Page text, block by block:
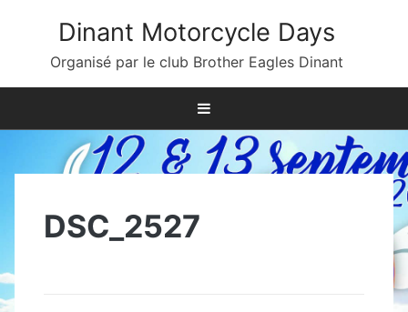
Dinant Motorcycle Days
Organisé par le club Brother Eagles Dinant
DSC_2527